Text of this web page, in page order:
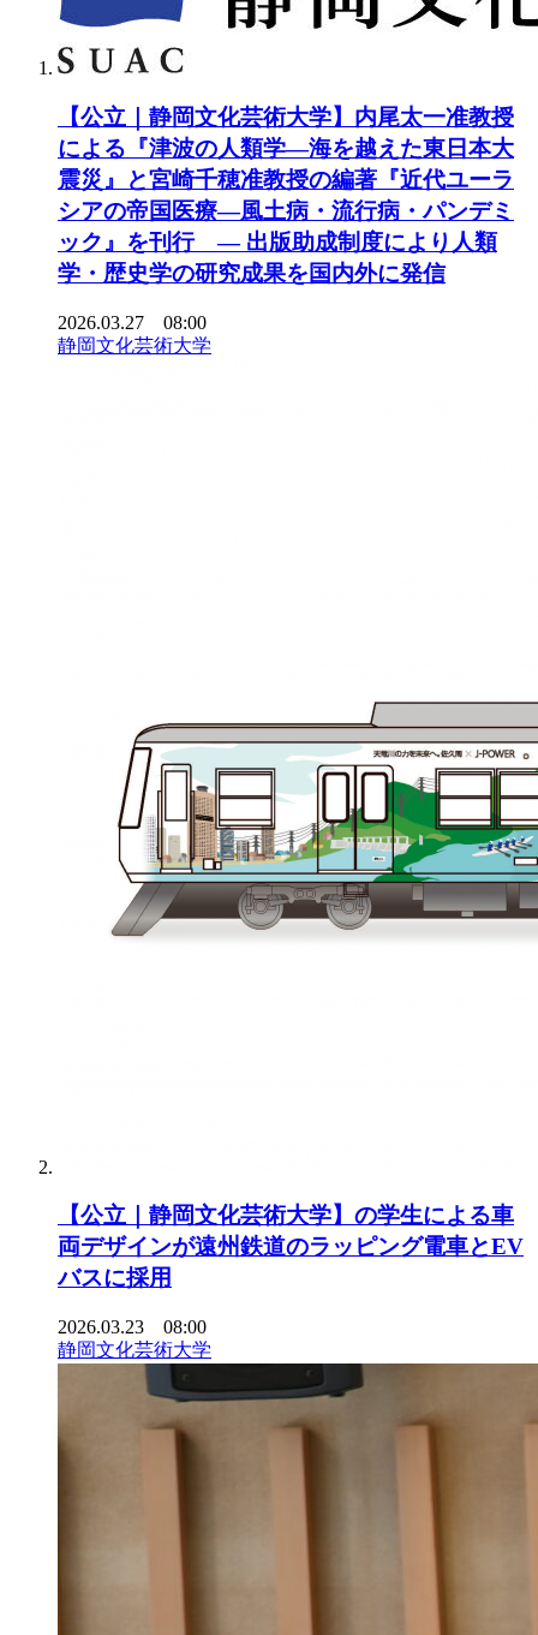
【公立｜静岡文化芸術大学】内尾太一准教授
による『津波の人類学―海を越えた東日本大
震災』と宮崎千穂准教授の編著『近代ユーラ
シアの帝国医療―風土病・流行病・パンデミ
ック』を刊行 ― 出版助成制度により人類
学・歴史学の研究成果を国内外に発信
2026.03.27 08:00
静岡文化芸術大学
【公立｜静岡文化芸術大学】の学生による車
両デザインが遠州鉄道のラッピング電車とEV
バスに採用
2026.03.23 08:00
静岡文化芸術大学